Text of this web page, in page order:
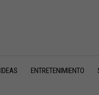
IDEAS ENTRETENIMIENTO